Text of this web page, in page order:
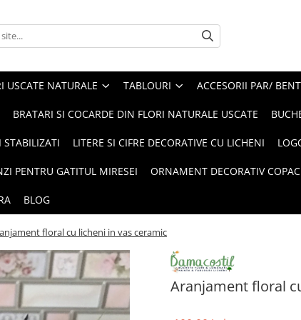
NATURALE TABLOURI ACCESORII PAR/
BRATARI SI COCARDE DIN FLORI NATURALE USCATE
LITERE SI CIFRE DECORATIVE CU LICHENI
PENTRU GATITUL MIRESEI ORNAMENT DECORATIV
BLOG
floral cu licheni in vas ceramic
Aranjament floral